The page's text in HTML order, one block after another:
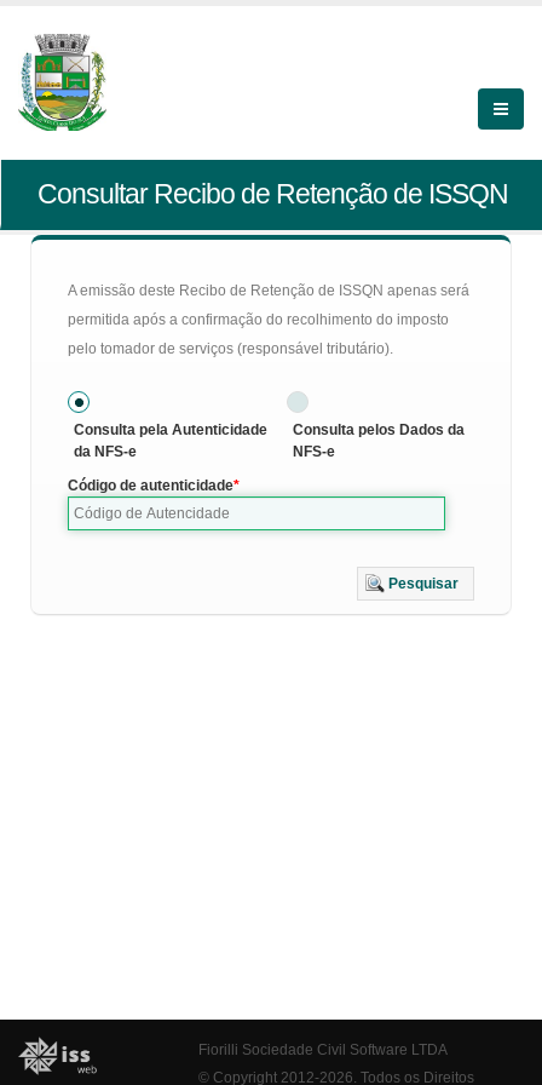
Consultar Recibo de Retenção de ISSQN
A emissão deste Recibo de Retenção de ISSQN apenas será
permitida após a confirmação do recolhimento do imposto
pelo tomador de serviços (responsável tributário).
Consulta pela Autenticidade
da NFS-e
Consulta pelos Dados da
NFS-e
Código de autenticidade
Pesquisar
Fiorilli Sociedade Civil Software LTDA
© Copyright 2012-2026. Todos os Direitos